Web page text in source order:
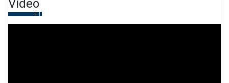
Video